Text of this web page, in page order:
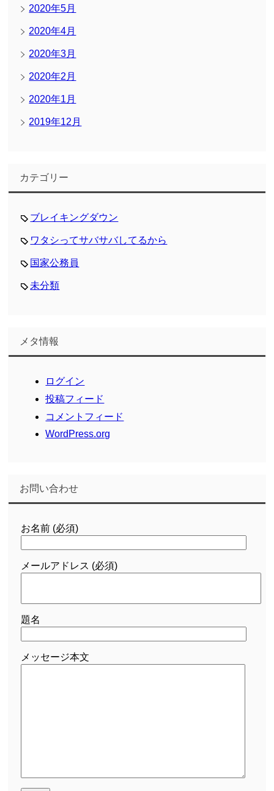
2020年5月
2020年4月
2020年3月
2020年2月
2020年1月
2019年12月
カテゴリー
ブレイキングダウン
ワタシってサバサバしてるから
国家公務員
未分類
メタ情報
ログイン
投稿フィード
コメントフィード
WordPress.org
お問い合わせ
お名前 (必須)
メールアドレス (必須)
題名
メッセージ本文